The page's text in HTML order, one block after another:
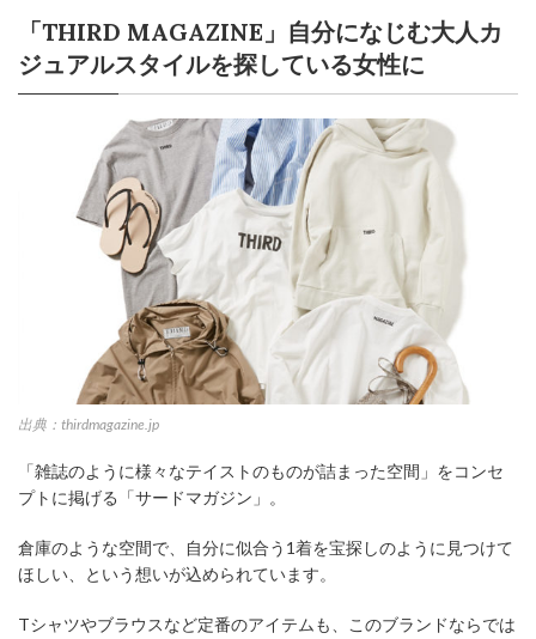
「THIRD MAGAZINE」自分になじむ大人カ
ジュアルスタイルを探している女性に
出典：thirdmagazine.jp
「雑誌のように様々なテイストのものが詰まった空間」をコンセ
プトに掲げる「サードマガジン」。
倉庫のような空間で、自分に似合う1着を宝探しのように見つけて
ほしい、という想いが込められています。
Tシャツやブラウスなど定番のアイテムも、このブランドならでは